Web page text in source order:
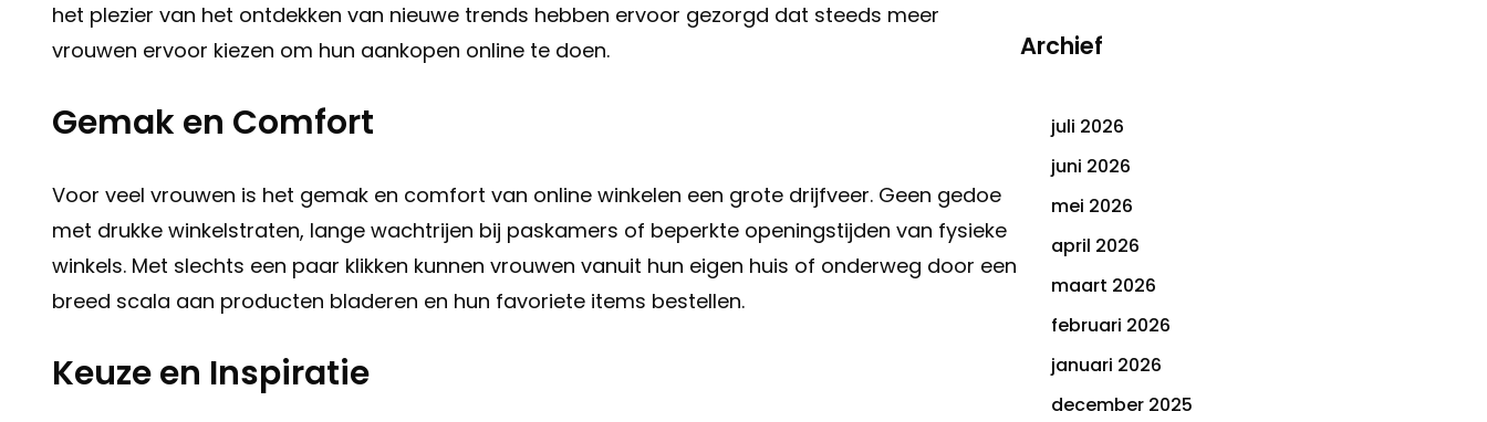
het plezier van het ontdekken van nieuwe trends hebben ervoor gezorgd dat steeds meer
vrouwen ervoor kiezen om hun aankopen online te doen.
Gemak en Comfort
Voor veel vrouwen is het gemak en comfort van online winkelen een grote drijfveer. Geen gedoe
met drukke winkelstraten, lange wachtrijen bij paskamers of beperkte openingstijden van fysieke
winkels. Met slechts een paar klikken kunnen vrouwen vanuit hun eigen huis of onderweg door een
breed scala aan producten bladeren en hun favoriete items bestellen.
Keuze en Inspiratie
Archief
juli 2026
juni 2026
mei 2026
april 2026
maart 2026
februari 2026
januari 2026
december 2025